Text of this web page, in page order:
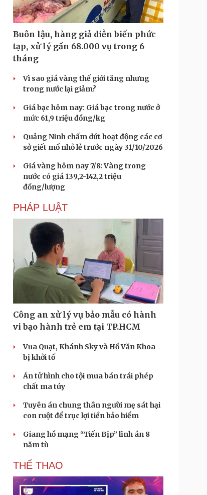
Buôn lậu, hàng giả diễn biến phức
tạp, xử lý gần 68.000 vụ trong 6
tháng
Vì sao giá vàng thế giới tăng nhưng
trong nước lại giảm?
Giá bạc hôm nay: Giá bạc trong nước ở
mức 61,9 triệu đồng/kg
Quảng Ninh chấm dứt hoạt động các cơ
sở giết mổ nhỏ lẻ trước ngày 31/10/2026
Giá vàng hôm nay 7/8: Vàng trong
nước có giá 139,2-142,2 triệu
đồng/lượng
PHÁP LUẬT
Công an xử lý vụ bảo mẫu có hành
vi bạo hành trẻ em tại TP.HCM
Vua Quạt, Khánh Sky và Hồ Văn Khoa
bị khởi tố
Án tử hình cho tội mua bán trái phép
chất ma túy
Tuyên án chung thân người mẹ sát hại
con ruột để trục lợi tiền bảo hiểm
Giang hồ mạng “Tiến Bịp” lĩnh án 8
năm tù
THỂ THAO